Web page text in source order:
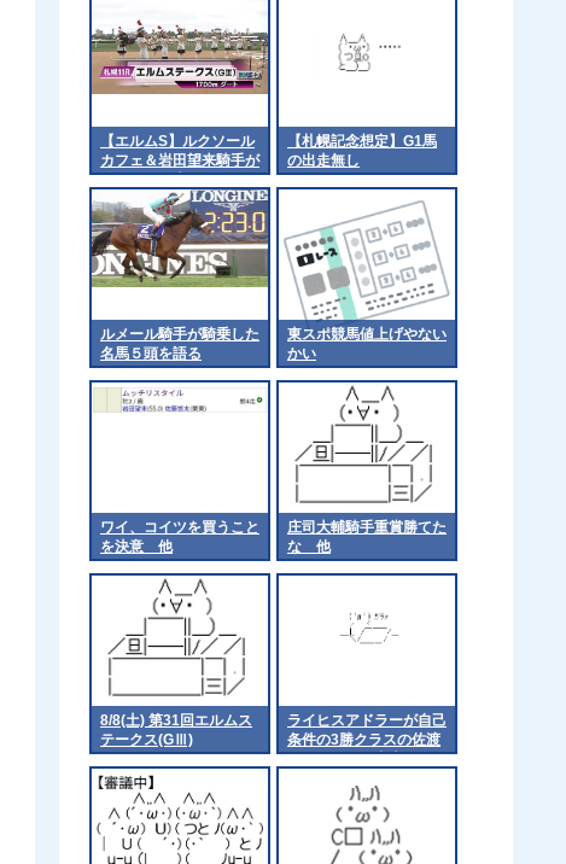
【エルムS】ルクソール
カフェ＆岩田望来騎手が
ｷﾀ━━━━(ﾟ
∀ﾟ)━━━━!!
【札幌記念想定】G1馬
の出走無し
ルメール騎手が騎乗した
名馬５頭を語る
東スポ競馬値上げやない
かい
ワイ、コイツを買うこと
を決意 他
庄司大輔騎手重賞勝てた
な 他
8/8(土) 第31回エルムス
テークス(GⅢ)
ライヒスアドラーが自己
条件の3勝クラスの佐渡
ステークスに出走